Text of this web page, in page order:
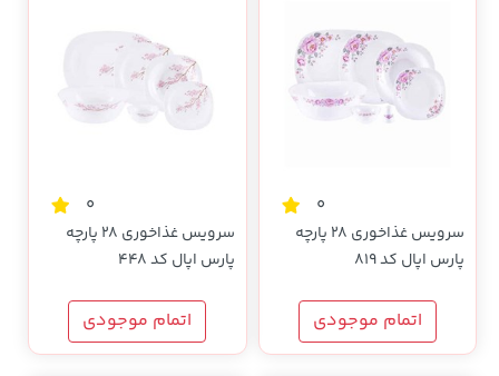
0
سرویس غذاخوری 28 پارچه
پارس اپال کد 819
اتمام موجودی
0
سرویس غذاخوری 28 پارچه
پارس اپال کد 448
اتمام موجودی